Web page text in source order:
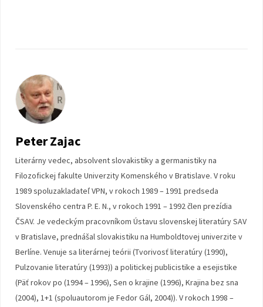
Peter Zajac
Literárny vedec, absolvent slovakistiky a germanistiky na
Filozofickej fakulte Univerzity Komenského v Bratislave. V roku
1989 spoluzakladateľ VPN, v rokoch 1989 – 1991 predseda
Slovenského centra P. E. N., v rokoch 1991 – 1992 člen prezídia
ČSAV. Je vedeckým pracovníkom Ústavu slovenskej literatúry SAV
v Bratislave, prednášal slovakistiku na Humboldtovej univerzite v
Berlíne. Venuje sa literárnej teórii (Tvorivosť literatúry (1990),
Pulzovanie literatúry (1993)) a politickej publicistike a esejistike
(Päť rokov po (1994 – 1996), Sen o krajine (1996), Krajina bez sna
(2004), 1+1 (spoluautorom je Fedor Gál, 2004)). V rokoch 1998 –